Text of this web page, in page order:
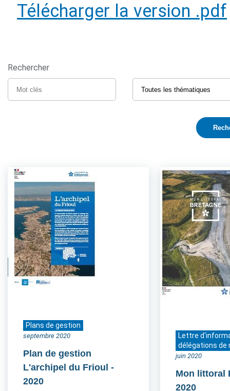
Télécharger la version .pdf
Rechercher
Plans de gestion
septembre 2020
Plan de gestion
L'archipel du Frioul -
2020
Lettre
délégations de
juin 2020
Mon littoral
2020